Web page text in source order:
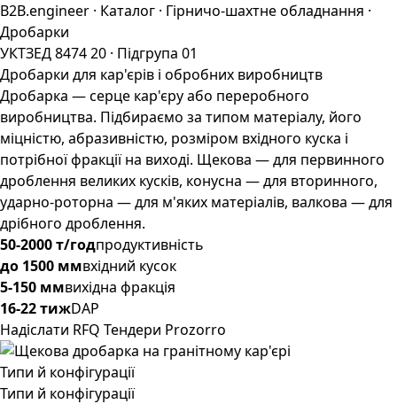
B2B.engineer · Каталог · Гірничо-шахтне обладнання ·
Дробарки
УКТЗЕД 8474 20 · Підгрупа 01
Дробарки для кар'єрів і обробних виробництв
Дробарка — серце кар'єру або переробного
виробництва. Підбираємо за типом матеріалу, його
міцністю, абразивністю, розміром вхідного куска і
потрібної фракції на виході. Щекова — для первинного
дроблення великих кусків, конусна — для вторинного,
ударно-роторна — для м'яких матеріалів, валкова — для
дрібного дроблення.
50-2000 т/годпродуктивність
до 1500 ммвхідний кусок
5-150 ммвихідна фракція
16-22 тижDAP
Надіслати RFQ Тендери Prozorro
Типи й конфігурації
Типи й конфігурації